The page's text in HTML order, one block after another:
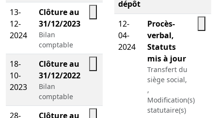
13-
12-
2024
Clôture au
31/12/2023
Bilan
comptable
18-
10-
2023
Clôture au
31/12/2022
Bilan
comptable
28-
Clôture au
dépôt
12-
04-
2024
Procès-
verbal,
Statuts
mis à jour
Transfert du
siège social,
,
Modification(s)
statutaire(s)